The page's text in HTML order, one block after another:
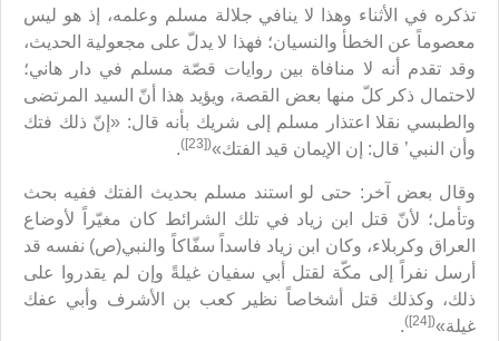
تذكره في الأثناء وهذا لا ينافي جلالة مسلم وعلمه، إذ هو ليس
معصوماً عن الخطأ والنسيان؛ فهذا لا يدلّ على مجعولية الحديث،
وقد تقدم أنه لا منافاة بين روايات قصّة مسلم في دار هاني؛
لاحتمال ذكر كلّ منها بعض القصة، ويؤيد هذا أنّ السيد المرتضى
والطبسي نقلا اعتذار مسلم إلى شريك بأنه قال: «إنّ ذلك فتك
وأن النبي’ قال: إن الإيمان قيد الفتك»([23])
.
وقال بعض آخر: حتى لو استند مسلم بحديث الفتك ففيه بحث
وتأمل؛ لأنّ قتل ابن زياد في تلك الشرائط كان مغيّراً لأوضاع
العراق وكربلاء، وكان ابن زياد فاسداً سفّاكاً والنبي(ص) نفسه قد
أرسل نفراً إلى مكّة لقتل أبي سفيان غيلةً وإن لم يقدروا على
ذلك، وكذلك قتل أشخاصاً نظير كعب بن الأشرف وأبي عفك
غيلة»([24])
.